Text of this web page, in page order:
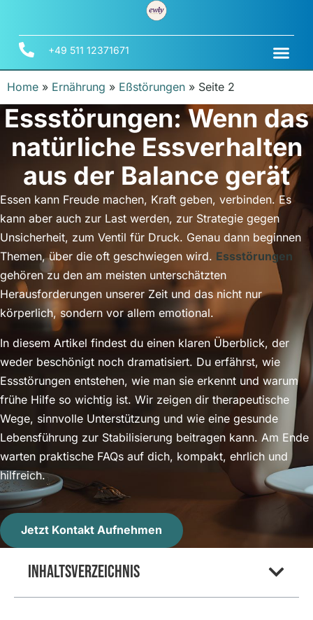
+49 511 12371671
Home » Ernährung » Eßstörungen » Seite 2
Essstörungen: Wenn das
natürliche Essverhalten
aus der Balance gerät
Essen kann Freude machen, Kraft geben, verbinden. Es
kann aber auch zur Last werden, zur Strategie gegen
Unsicherheit, zum Ventil für Druck. Genau dann beginnen
Themen, über die oft geschwiegen wird. Essstörungen
gehören zu den am meisten unterschätzten
Herausforderungen unserer Zeit und das nicht nur
körperlich, sondern vor allem emotional.
In diesem Artikel findest du einen klaren Überblick, der
weder beschönigt noch dramatisiert. Du erfährst, wie
Essstörungen entstehen, wie man sie erkennt und warum
frühe Hilfe so wichtig ist. Wir zeigen dir therapeutische
Wege, sinnvolle Unterstützung und wie eine gesunde
Lebensführung zur Stabilisierung beitragen kann. Am Ende
warten praktische FAQs auf dich, kompakt, ehrlich und
hilfreich.
Jetzt Kontakt Aufnehmen
Inhaltsverzeichnis